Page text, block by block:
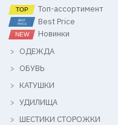
Топ-ассортимент
Best Price
Новинки
ОДЕЖДА
ОБУВЬ
КАТУШКИ
УДИЛИЩА
ШЕСТИКИ СТОРОЖКИ